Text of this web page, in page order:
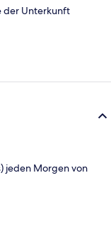
der Unterkunft
jeden Morgen von